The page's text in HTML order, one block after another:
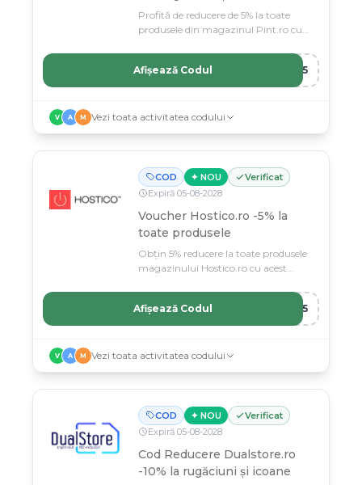
Profită de reducere de 5% la toate
produsele din magazinul Pint.ro cu
NT5
Afișează Codul
V A M Vezi toata activitatea codului
COD ✦ NOU
Verificat
Expiră 05-08-2028
Voucher Hostico.ro -5% la
toate produsele
Obțin 5% reducere la toate produsele
magazinului Hostico.ro cu acest
RO5
Afișează Codul
V A M Vezi toata activitatea codului
COD ✦ NOU
Verificat
Expiră 05-08-2028
Cod Reducere Dualstore.ro
-10% la rugăciuni și icoane